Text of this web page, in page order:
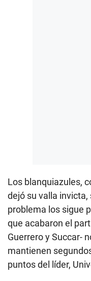
Los blanquiazules,
dejó su valla
problema los sigue
que acabaron el
Guerrero y Succar-
mantienen
puntos del líder,